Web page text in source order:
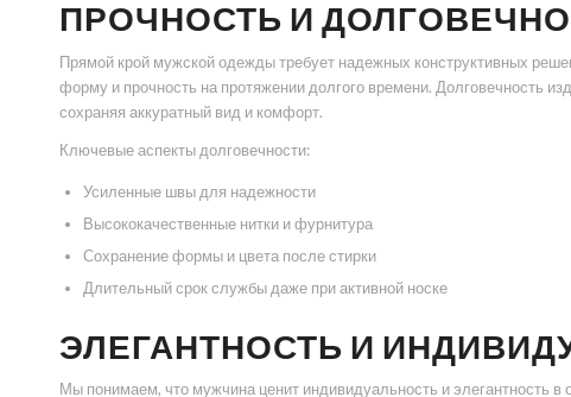
ПРОЧНОСТЬ И
Прямой крой мужской одежды требует надежных конструктивных
форму и прочность на протяжении долгого времени. Долговечность
сохраняя аккуратный вид и комфорт.
Ключевые аспекты долговечности:
Усиленные швы для надежности
Высококачественные нитки и фурнитура
Сохранение формы и цвета после стирки
Длительный срок службы даже при активной носке
ЭЛЕГАНТНОСТЬ И
Мы понимаем, что мужчина ценит индивидуальность и элегантность